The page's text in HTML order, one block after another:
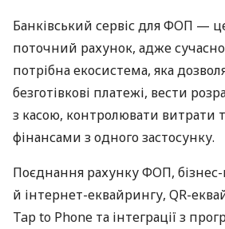
Банківський сервіс для ФОП —
поточний рахунок, адже
потрібна екосистема, яка
безготівкові платежі, вести
з касою, контролювати витрати
фінансами з одного застосунку.
Поєднання рахунку ФОП, бізнес-
й інтернет-еквайрингу, QR-
Tap to Phone та інтеграції з